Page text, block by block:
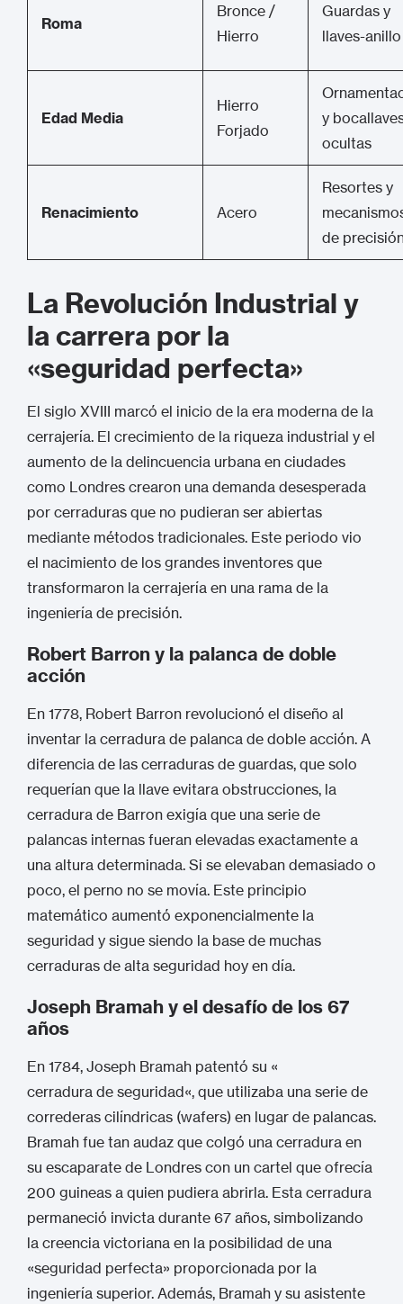
Roma
Bronce /
Hierro
Guardas y
llaves-anillo
Edad Media
Hierro
Forjado
y
ocultas
Renacimiento Acero
Resortes y
de
La Revolución Industrial y
la carrera por la
«seguridad perfecta»
El siglo XVIII marcó el inicio de la era moderna de la
cerrajería. El crecimiento de la riqueza industrial y el
aumento de la delincuencia urbana en ciudades
como Londres crearon una demanda desesperada
por cerraduras que no pudieran ser abiertas
mediante métodos tradicionales. Este periodo vio
el nacimiento de los grandes inventores que
transformaron la cerrajería en una rama de la
ingeniería de precisión.
Robert Barron y la palanca de doble
acción
En 1778, Robert Barron revolucionó el diseño al
inventar la cerradura de palanca de doble acción. A
diferencia de las cerraduras de guardas, que solo
requerían que la llave evitara obstrucciones, la
cerradura de Barron exigía que una serie de
palancas internas fueran elevadas exactamente a
una altura determinada. Si se elevaban demasiado o
poco, el perno no se movía. Este principio
matemático aumentó exponencialmente la
seguridad y sigue siendo la base de muchas
cerraduras de alta seguridad hoy en día.
Joseph Bramah y el desafío de los 67
años
En 1784, Joseph Bramah patentó su «
cerradura de seguridad«, que utilizaba una serie de
correderas cilíndricas (wafers) en lugar de palancas.
Bramah fue tan audaz que colgó una cerradura en
su escaparate de Londres con un cartel que ofrecía
200 guineas a quien pudiera abrirla. Esta cerradura
permaneció invicta durante 67 años, simbolizando
la creencia victoriana en la posibilidad de una
«seguridad perfecta» proporcionada por la
ingeniería superior. Además, Bramah y su asistente